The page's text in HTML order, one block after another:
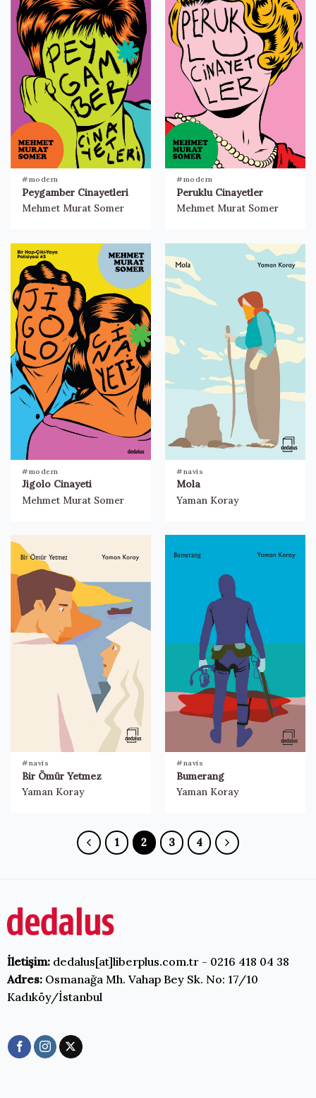
#modern
Peygamber Cinayetleri
Mehmet Murat Somer
#modern
Peruklu Cinayetler
Mehmet Murat Somer
#modern
Jigolo Cinayeti
Mehmet Murat Somer
#navis
Mola
Yaman Koray
#navis
Bir Ömür Yetmez
Yaman Koray
#navis
Bumerang
Yaman Koray
1 2 3 4
İletişim:dedalus[at]liberplus.com.tr - 0216 418 04 38
Adres:Osmanağa Mh. Vahap Bey Sk. No: 17/10
Kadıköy/İstanbul